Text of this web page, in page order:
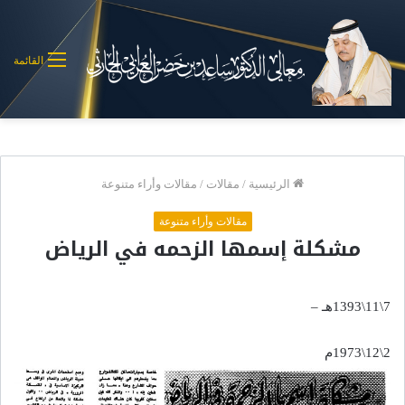
القائمة
الرئيسية / مقالات / مقالات وأراء متنوعة
مقالات وأراء متنوعة
مشكلة إسمها الزحمه في الرياض
7\11\1393هـ –
2\12\1973م